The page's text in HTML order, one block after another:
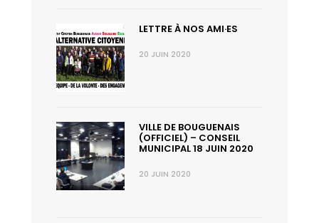
LETTRE À NOS AMI·ES
20 JUIN 2020
VILLE DE BOUGUENAIS
(OFFICIEL) – CONSEIL
MUNICIPAL 18 JUIN 2020
20 JUIN 2020